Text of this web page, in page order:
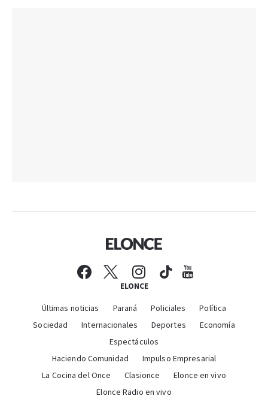
ELONCE
Últimas noticias Paraná Policiales
Política
Sociedad
Internacionales Deportes
Economía
Espectáculos
Haciendo Comunidad
Impulso Empresarial
La Cocina del Once
Clasionce
Elonce en vivo
Elonce Radio en vivo